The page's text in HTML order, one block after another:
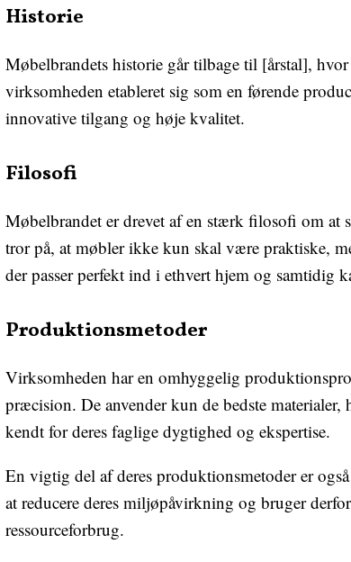
Historie
Møbelbrandets historie går tilbage til [årstal],
virksomheden etableret sig som en førende
innovative tilgang og høje kvalitet.
Filosofi
Møbelbrandet er drevet af en stærk filosofi om
tror på, at møbler ikke kun skal være praktiske,
der passer perfekt ind i ethvert hjem og samtidig
Produktionsmetoder
Virksomheden har en omhyggelig
præcision. De anvender kun de bedste
kendt for deres faglige dygtighed og ekspertise.
En vigtig del af deres produktionsmetoder er
at reducere deres miljøpåvirkning og bruger
ressourceforbrug.